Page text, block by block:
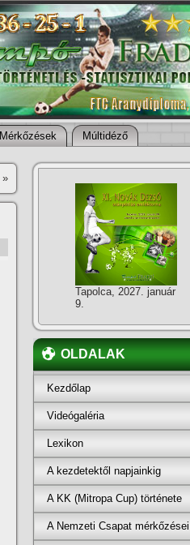
Mérkőzések Múltidéző
»
Tapolca, 2027. január
9.
OLDALAK
Kezdőlap
Videógaléria
Lexikon
A kezdetektől napjainkig
A KK (Mitropa Cup) története
A Nemzeti Csapat mérkőzései